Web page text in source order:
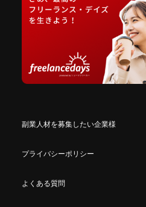
副業人材を募集したい企業様
プライバシーポリシー
よくある質問